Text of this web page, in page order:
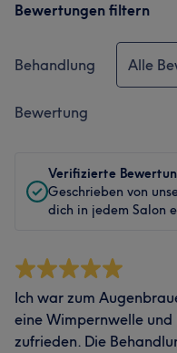
Bewertungen filtern
Behandlung Alle
Bewertung
Verifizierte
Geschrieben von
dich in jedem Salon
Ich war zum
eine Wimpernwelle
zufrieden. Die